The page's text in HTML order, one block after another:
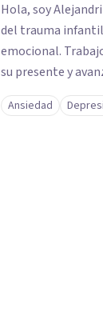
Hola, soy
del trauma
emocional.
su presente y
Ansiedad